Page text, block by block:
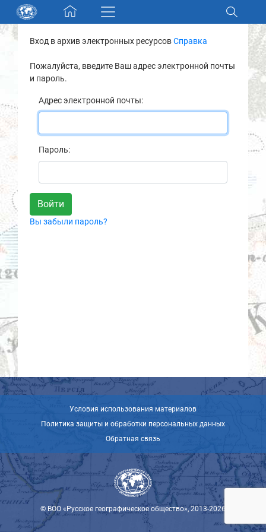
Skip navigation
Разделы и коллекции
Электронный каталог
Новости
О нас
Контакты
Партнеры
Вход в архив электронных ресурсовСправка
Пожалуйста, введите Ваш адрес электронной почты
и пароль.
Адрес электронной почты:
Пароль:
Вы забыли пароль?
Условия использования материалов
Политика защиты и обработки персональных данных
Обратная связь
© ВОО «Русское географическое общество», 2013-2026